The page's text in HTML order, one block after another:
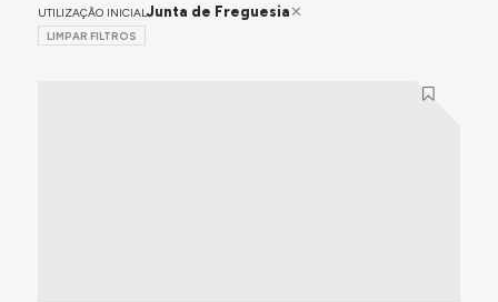
UTILIZAÇÃO INICIALJunta de Freguesia
LIMPAR FILTROS